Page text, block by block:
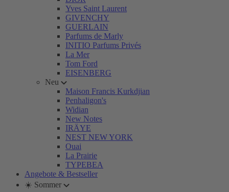
Yves Saint Laurent
GIVENCHY
GUERLAIN
Parfums de Marly
INITIO Parfums Privés
La Mer
Tom Ford
EISENBERG
Neu
Maison Francis Kurkdjian
Penhaligon's
Widian
New Notes
IRÄYE
NEST NEW YORK
Ouai
La Prairie
TYPEBEA
Angebote & Bestseller
☀️ Sommer